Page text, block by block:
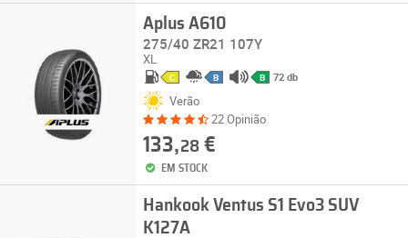
Aplus A610
275/40 ZR21 107Y
XL
C B B 72 db
Verão
22 Opinião
133,28€
EM STOCK
Hankook Ventus S1 Evo3 SUV
K127A